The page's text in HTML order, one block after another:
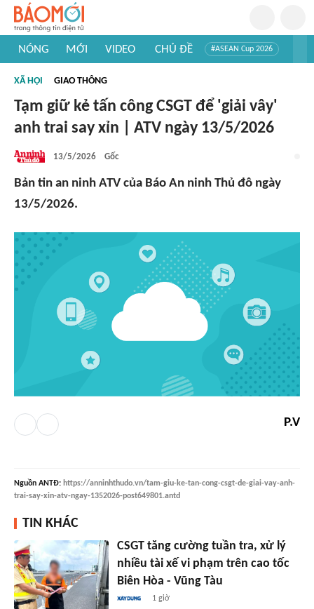
NÓNG MỚI VIDEO CHỦ ĐỀ #ASEAN Cup 2026
#Khám phá thế giới
XÃ HỘI GIAO THÔNG
Tạm giữ kẻ tấn công CSGT để 'giải vây'
anh trai say xỉn | ATV ngày 13/5/2026
13/5/2026 Gốc
Bản tin an ninh ATV của Báo An ninh Thủ đô ngày
13/5/2026.
P.V
Nguồn ANTĐ: https://anninhthudo.vn/tam-giu-ke-tan-cong-csgt-de-giai-vay-anh-
trai-say-xin-atv-ngay-1352026-post649801.antd
TIN KHÁC
CSGT tăng cường tuần tra, xử lý
nhiều tài xế vi phạm trên cao tốc
Biên Hòa - Vũng Tàu
1 giờ